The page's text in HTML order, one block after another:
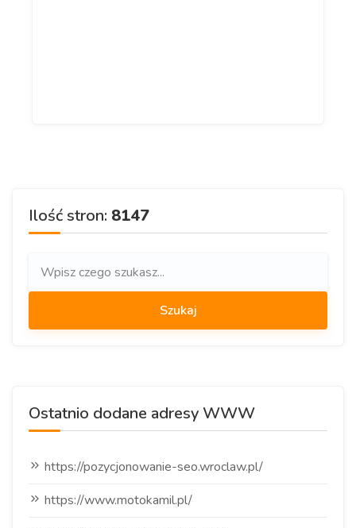
Ilość stron: 8147
Ostatnio dodane adresy WWW
https://pozycjonowanie-seo.wroclaw.pl/
https://www.motokamil.pl/